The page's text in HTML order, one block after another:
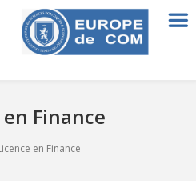
Finance
en Finance